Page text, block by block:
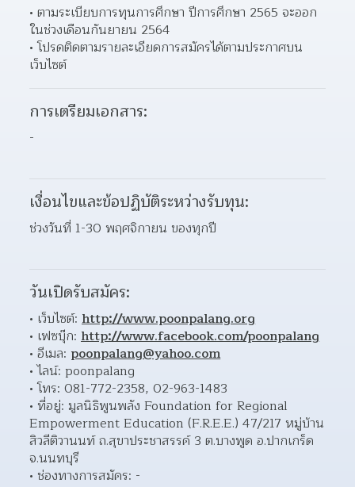
ตามระเบียบการทุนการศึกษา ปีการศึกษา 2565 จะออก
ในช่วงเดือนกันยายน 2564
โปรดติดตามรายละเอียดการสมัครได้ตามประกาศบน
เว็บไซต์
การเตรียมเอกสาร:
-
เงื่อนไขและข้อปฏิบัติระหว่างรับทุน:
ช่วงวันที่ 1-30 พฤศจิกายน ของทุกปี
วันเปิดรับสมัคร:
เว็บไซต์: http://www.poonpalang.org
เฟซบุ๊ก: http://www.facebook.com/poonpalang
อีเมล: poonpalang@yahoo.com
ไลน์: poonpalang
โทร: 081-772-2358, 02-963-1483
ที่อยู่: มูลนิธิพูนพลัง Foundation for Regional
Empowerment Education (F.R.E.E.) 47/217 หมู่บ้าน
สิวลีติวานนท์ ถ.สุขาประชาสรรค์ 3 ต.บางพูด อ.ปากเกร็ด
จ.นนทบุรี
ช่องทางการสมัคร: -